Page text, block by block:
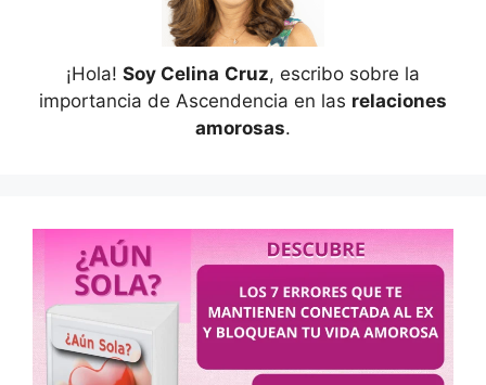
¡Hola! Soy Celina Cruz, escribo sobre la
importancia de Ascendencia en las relaciones
amorosas.